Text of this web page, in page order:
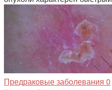
Предраковые заболевания 0